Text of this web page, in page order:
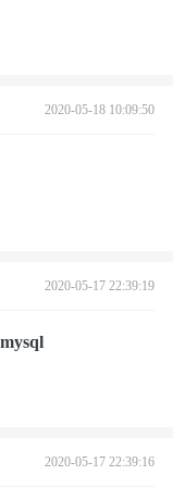
2020-05-18 10:09:50
2020-05-17 22:39:19
2020-05-17 22:39:16